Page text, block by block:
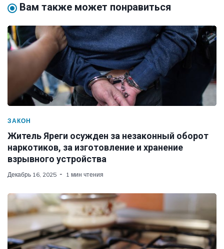
Вам также может понравиться
ЗАКОН
Житель Яреги осужден за незаконный оборот
наркотиков, за изготовление и хранение
взрывного устройства
Декабрь 16, 2025 1 мин чтения